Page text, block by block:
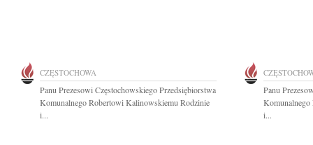
CZĘSTOCHOWA
Panu Prezesowi Częstochowskiego Przedsiębiorstwa
Komunalnego Robertowi Kalinowskiemu Rodzinie
i...
Panu
i...